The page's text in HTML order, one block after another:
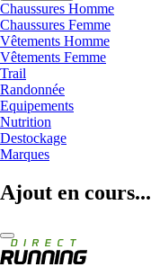
Chaussures Homme
Chaussures Femme
Vêtements Homme
Vêtements Femme
Trail
Randonnée
Equipements
Nutrition
Destockage
Marques
Ajout en cours...